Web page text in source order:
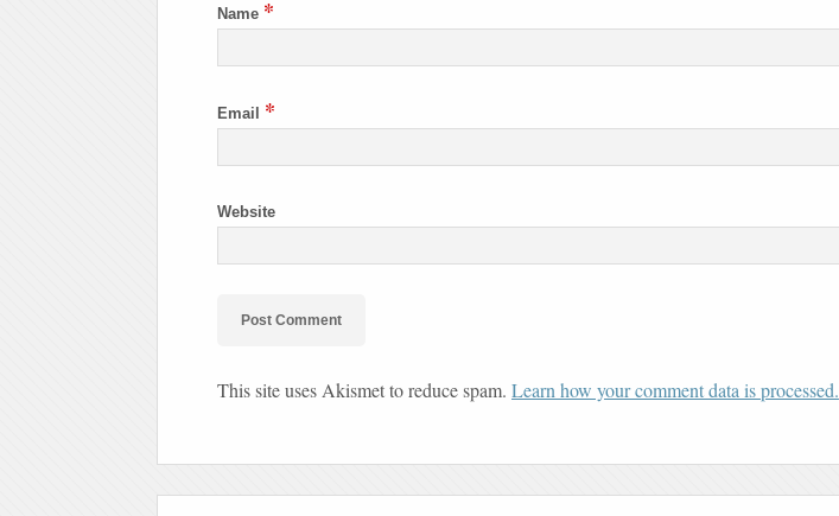
Name *
Email *
Website
This site uses Akismet to reduce spam. Learn how your comment data is processed.